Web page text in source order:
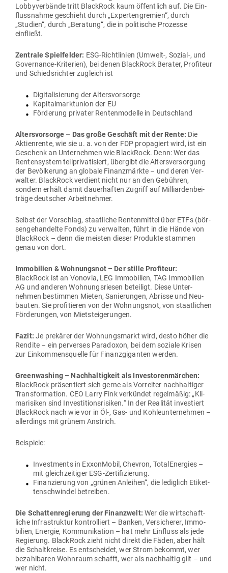
Lob­by­ver­bände tritt BlackRock kaum öffentlich auf. Die Ein­
fluss­nahme geschieht durch „Exper­ten­gremien“, durch
„Studien“, durch „Beratung“, die in poli­tische Pro­zesse
einfließt.
Zen­trale Spiel­felder: ESG-Richt­linien (Umwelt‑, Sozial‑, und
Gover­nance-Kri­terien), bei denen BlackRock Berater, Pro­fiteur
und Schieds­richter zugleich ist
Digi­ta­li­sierung der Altersvorsorge
Kapi­tal­markt­union der EU
För­derung pri­vater Ren­ten­mo­delle in Deutschland
Alters­vor­sorge – Das große Geschäft mit der Rente: Die
Akti­en­rente, wie sie u. a. von der FDP pro­pa­giert wird, ist ein
Geschenk an Unter­nehmen wie BlackRock. Denn: Wer das
Ren­ten­system teil­pri­va­ti­siert, übergibt die Alters­ver­sorgung
der Bevöl­kerung an globale Finanz­märkte – und deren Ver­
walter. BlackRock ver­dient nicht nur an den Gebühren,
sondern erhält damit dau­er­haften Zugriff auf Mil­li­ar­den­bei­
träge deut­scher Arbeitnehmer.
Selbst der Vor­schlag, staat­liche Ren­ten­mittel über ETFs (bör­
sen­ge­han­delte Fonds) zu ver­walten, führt in die Hände von
BlackRock – denn die meisten dieser Pro­dukte stammen
genau von dort.
Immo­bilien & Woh­nungsnot – Der stille Pro­fiteur:
BlackRock ist an Vonovia, LEG Immo­bilien, TAG Immo­bilien
AG und anderen Woh­nungs­riesen beteiligt. Diese Unter­
nehmen bestimmen Mieten, Sanie­rungen, Abrisse und Neu­
bauten. Sie pro­fi­tieren von der Woh­nungsnot, von staat­lichen
För­de­rungen, von Mietsteigerungen.
Fazit: Je pre­kärer der Woh­nungs­markt wird, desto höher die
Rendite – ein per­verses Para­doxon, bei dem soziale Krisen
zur Ein­kom­mens­quelle für Finanz­gi­ganten werden.
Green­wa­shing – Nach­hal­tigkeit als Inves­to­ren­märchen:
BlackRock prä­sen­tiert sich gerne als Vor­reiter nach­hal­tiger
Trans­for­mation. CEO Larry Fink ver­kündet regel­mäßig: „Kli­
ma­ri­siken sind Inves­ti­ti­ons­ri­siken.“ In der Rea­lität inves­tiert
BlackRock nach wie vor in Öl‑, Gas- und Koh­le­un­ter­nehmen –
aller­dings mit grünem Anstrich.
Bei­spiele:
Invest­ments in Exxon­Mobil, Chevron, Total­Energies –
mit gleich­zei­tiger ESG-Zertifizierung.
Finan­zierung von „grünen Anleihen“, die lediglich Eti­ket­
ten­schwindel betreiben.
Die Schat­ten­re­gierung der Finanzwelt:Wer die wirt­schaft­
liche Infra­struktur kon­trol­liert – Banken, Ver­si­cherer, Immo­
bilien, Energie, Kom­mu­ni­kation – hat mehr Ein­fluss als jede
Regierung. BlackRock zieht nicht direkt die Fäden, aber hält
die Schalt­kreise. Es ent­scheidet, wer Strom bekommt, wer
bezahl­baren Wohnraum schafft, wer als nach­haltig gilt – und
wer nicht.